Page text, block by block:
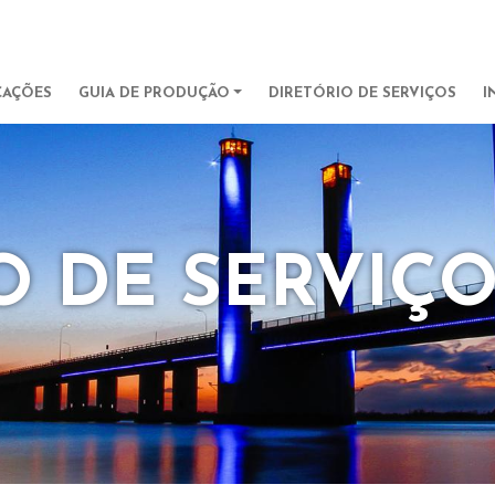
GUIA DE PRODUÇÃO DIRETÓRIO DE SERVIÇOS
DE